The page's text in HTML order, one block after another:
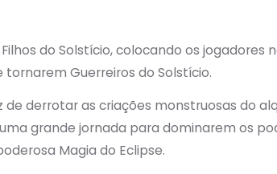
do Solstício, colocando os jogadores
Guerreiros do Solstício.
derrotar as criações monstruosas do
grande jornada para dominarem os
Magia do Eclipse.